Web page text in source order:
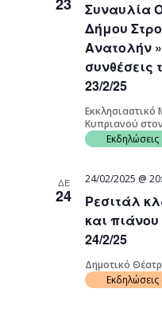
Συναυλία
Δήμου
Ανατολήν
συνθέσεις
23/2/25
Κυπριανού
ΔΕ
24
Ρεσιτάλ
και
24/2/25
24/02/2025 @
Δημοτικό